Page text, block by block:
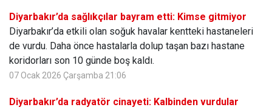
Diyarbakır’da sağlıkçılar bayram etti: Kimse gitmiyor
Diyarbakır’da etkili olan soğuk havalar kentteki hastaneleri
de vurdu. Daha önce hastalarla dolup taşan bazı hastane
koridorları son 10 günde boş kaldı.
07 Ocak 2026 Çarşamba 21:06
Diyarbakır’da radyatör cinayeti: Kalbinden vurdular